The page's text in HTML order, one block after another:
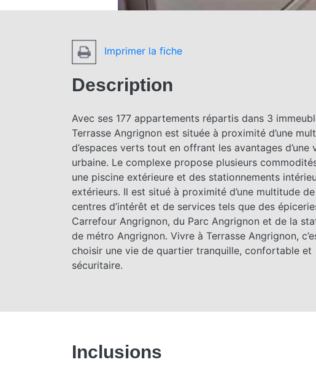
Imprimer la fiche
Description
Avec ses 177 appartements répartis dans 3
Terrasse Angrignon est située à proximité d’une
d’espaces verts tout en offrant les avantages d’une
urbaine. Le complexe propose plusieurs
une piscine extérieure et des stationnements
extérieurs. Il est situé à proximité d’une multitude de
centres d’intérêt et de services tels que des
Carrefour Angrignon, du Parc Angrignon et de la
de métro Angrignon. Vivre à Terrasse Angrignon,
choisir une vie de quartier tranquille, confortable et
sécuritaire.
Inclusions